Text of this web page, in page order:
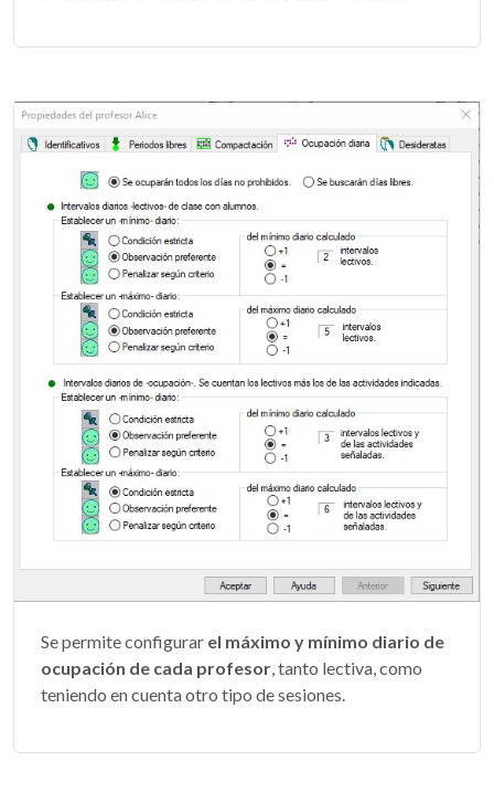
Se permite configurar el máximo y mínimo diario de
ocupación de cada profesor, tanto lectiva, como
teniendo en cuenta otro tipo de sesiones.